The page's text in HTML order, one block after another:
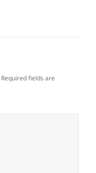
Required fields are